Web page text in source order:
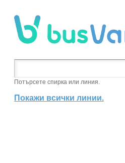
Потърсете спирка или линия.
Покажи всички линии.